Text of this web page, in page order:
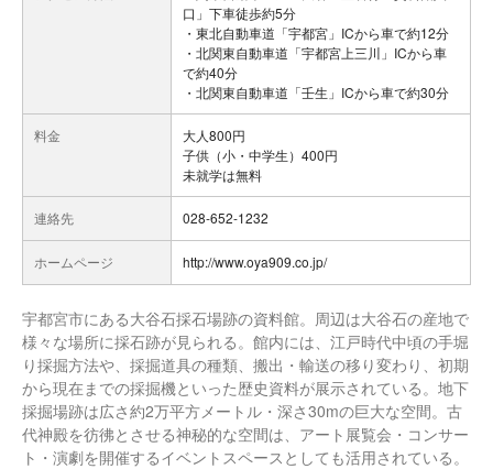
口」下車徒歩約5分
・東北自動車道「宇都宮」ICから車で約12分
・北関東自動車道「宇都宮上三川」ICから車
で約40分
・北関東自動車道「壬生」ICから車で約30分
料金
大人800円
子供（小・中学生）400円
未就学は無料
連絡先 028-652-1232
ホームページ http://www.oya909.co.jp/
宇都宮市にある大谷石採石場跡の資料館。周辺は大谷石の産地で
様々な場所に採石跡が見られる。館内には、江戸時代中頃の手堀
り採掘方法や、採掘道具の種類、搬出・輸送の移り変わり、初期
から現在までの採掘機といった歴史資料が展示されている。地下
採掘場跡は広さ約2万平方メートル・深さ30mの巨大な空間。古
代神殿を彷彿とさせる神秘的な空間は、アート展覧会・コンサー
ト・演劇を開催するイベントスペースとしても活用されている。